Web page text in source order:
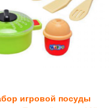
игровой посуды